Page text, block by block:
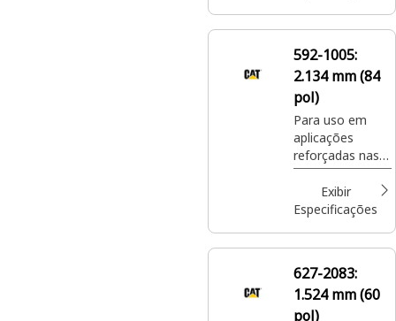
fertilizante e
ensacados em
locais de
paisagismo e
cultivo de
plantas.
592-1005:
2.134 mm (84
pol)
Para uso em
aplicações
reforçadas nas
quais os porta-
garfos de palete
padrão talvez
indicados.
Exibir
Especificações
627-2083:
1.524 mm (60
pol)